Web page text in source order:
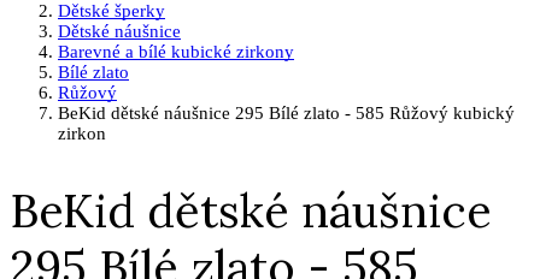
Dětské šperky
Dětské náušnice
Barevné a bílé kubické zirkony
Bílé zlato
Růžový
BeKid dětské náušnice 295 Bílé zlato - 585 Růžový kubický
zirkon
BeKid dětské náušnice
295 Bílé zlato - 585